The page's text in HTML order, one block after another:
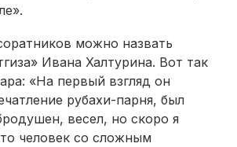
можно назвать
Ивана Халтурина. Вот так
«На первый взгляд он
рубахи-парня, был
весел, но скоро я
человек со сложным